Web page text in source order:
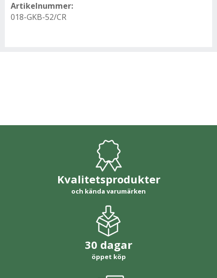
Artikelnummer:
018-GKB-52/CR
Kvalitetsprodukter
och kända varumärken
30 dagar
öppet köp